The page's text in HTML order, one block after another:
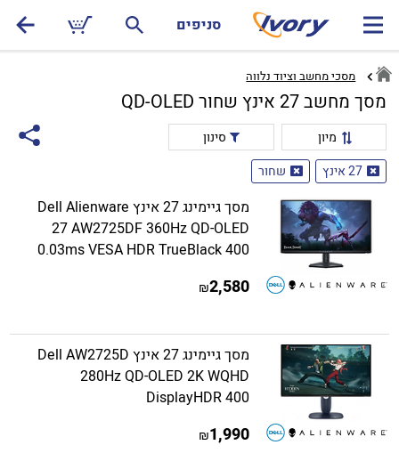
סניפים
מסכי מחשב וציוד נלווה
מסך מחשב 27 אינץ שחור QD-OLED
מיון
סינון
27 אינץ
שחור
מסך גיימינג 27 אינץ Dell Alienware
27 AW2725DF 360Hz QD-OLED
0.03ms VESA HDR TrueBlack 400
2,580
₪
מסך גיימינג 27 אינץ Dell AW2725D
280Hz QD-OLED 2K WQHD
DisplayHDR 400
1,990
₪